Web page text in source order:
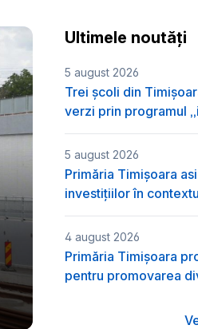
Ultimele noutăți
5 august 2026
Trei școli din
verzi prin programul
5 august 2026
Primăria Timișoara
investițiilor în
4 august 2026
Primăria Timișoara
pentru promovarea